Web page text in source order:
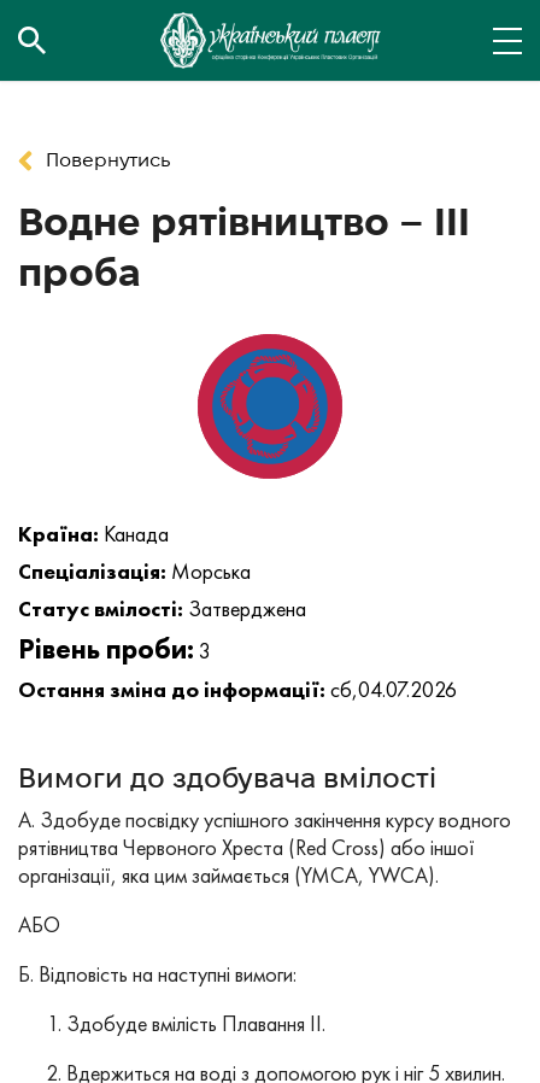
Повернутись
Водне рятівництво – ІІІ
проба
Країна: Канада
Спеціалізація: Морська
Статус вмілості: Затверджена
Рівень проби: 3
Остання зміна до інформації: сб,04.07.2026
Вимоги до здобувача вмілості
А. Здобуде посвідку успішного закінчення курсу водного
рятівництва Червоного Хреста (Red Cross) або іншої
організації, яка цим займається (YMCA, YWCA).
AБО
Б. Відповість на наступні вимоги:
Здобуде вмілість Плавання ІІ.
Вдержиться на воді з допомогою рук і ніг 5 хвилин.